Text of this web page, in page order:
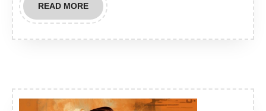
READ MOREREAD
MORE